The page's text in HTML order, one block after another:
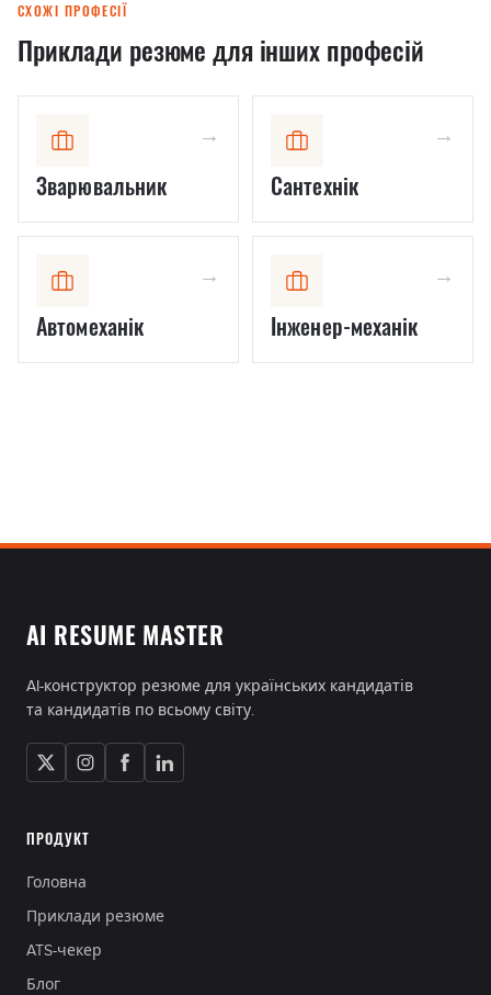
досвід
СХОЖІ ПРОФЕСІЇ
Приклади резюме для інших професій
→
Зварювальник
→
Сантехнік
→
Автомеханік
→
Інженер-механік
AI RESUME MASTER
AI-конструктор резюме для українських кандидатів
та кандидатів по всьому світу.
ПРОДУКТ
Головна
Приклади резюме
ATS-чекер
Блог